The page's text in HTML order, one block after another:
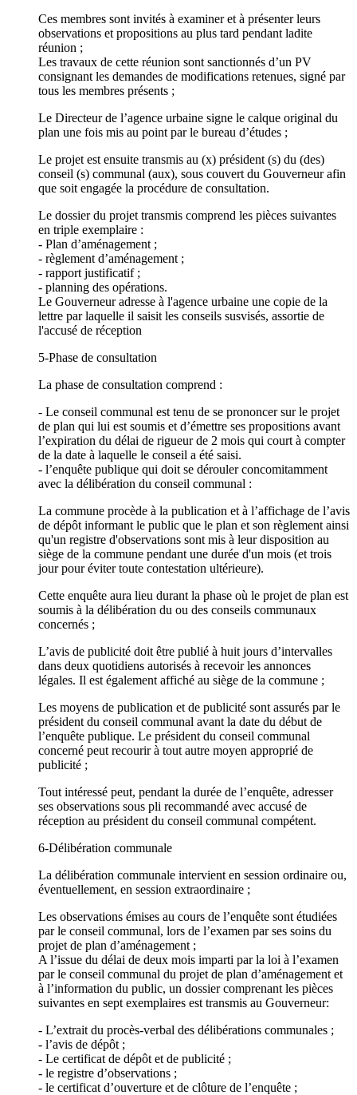
Ces membres sont invités à examiner et à présenter leurs
observations et propositions au plus tard pendant ladite
réunion ;
Les travaux de cette réunion sont sanctionnés d’un PV
consignant les demandes de modifications retenues, signé par
tous les membres présents ;
Le Directeur de l’agence urbaine signe le calque original du
plan une fois mis au point par le bureau d’études ;
Le projet est ensuite transmis au (x) président (s) du (des)
conseil (s) communal (aux), sous couvert du Gouverneur afin
que soit engagée la procédure de consultation.
Le dossier du projet transmis comprend les pièces suivantes
en triple exemplaire :
- Plan d’aménagement ;
- règlement d’aménagement ;
- rapport justificatif ;
- planning des opérations.
Le Gouverneur adresse à l'agence urbaine une copie de la
lettre par laquelle il saisit les conseils susvisés, assortie de
l'accusé de réception
5-Phase de consultation
La phase de consultation comprend :
- Le conseil communal est tenu de se prononcer sur le projet
de plan qui lui est soumis et d’émettre ses propositions avant
l’expiration du délai de rigueur de 2 mois qui court à compter
de la date à laquelle le conseil a été saisi.
- l’enquête publique qui doit se dérouler concomitamment
avec la délibération du conseil communal :
La commune procède à la publication et à l’affichage de l’avis
de dépôt informant le public que le plan et son règlement ainsi
qu'un registre d'observations sont mis à leur disposition au
siège de la commune pendant une durée d'un mois (et trois
jour pour éviter toute contestation ultérieure).
Cette enquête aura lieu durant la phase où le projet de plan est
soumis à la délibération du ou des conseils communaux
concernés ;
L’avis de publicité doit être publié à huit jours d’intervalles
dans deux quotidiens autorisés à recevoir les annonces
légales. Il est également affiché au siège de la commune ;
Les moyens de publication et de publicité sont assurés par le
président du conseil communal avant la date du début de
l’enquête publique. Le président du conseil communal
concerné peut recourir à tout autre moyen approprié de
publicité ;
Tout intéressé peut, pendant la durée de l’enquête, adresser
ses observations sous pli recommandé avec accusé de
réception au président du conseil communal compétent.
6-Délibération communale
La délibération communale intervient en session ordinaire ou,
éventuellement, en session extraordinaire ;
Les observations émises au cours de l’enquête sont étudiées
par le conseil communal, lors de l’examen par ses soins du
projet de plan d’aménagement ;
A l’issue du délai de deux mois imparti par la loi à l’examen
par le conseil communal du projet de plan d’aménagement et
à l’information du public, un dossier comprenant les pièces
suivantes en sept exemplaires est transmis au Gouverneur:
- L’extrait du procès-verbal des délibérations communales ;
- l’avis de dépôt ;
- Le certificat de dépôt et de publicité ;
- le registre d’observations ;
- le certificat d’ouverture et de clôture de l’enquête ;